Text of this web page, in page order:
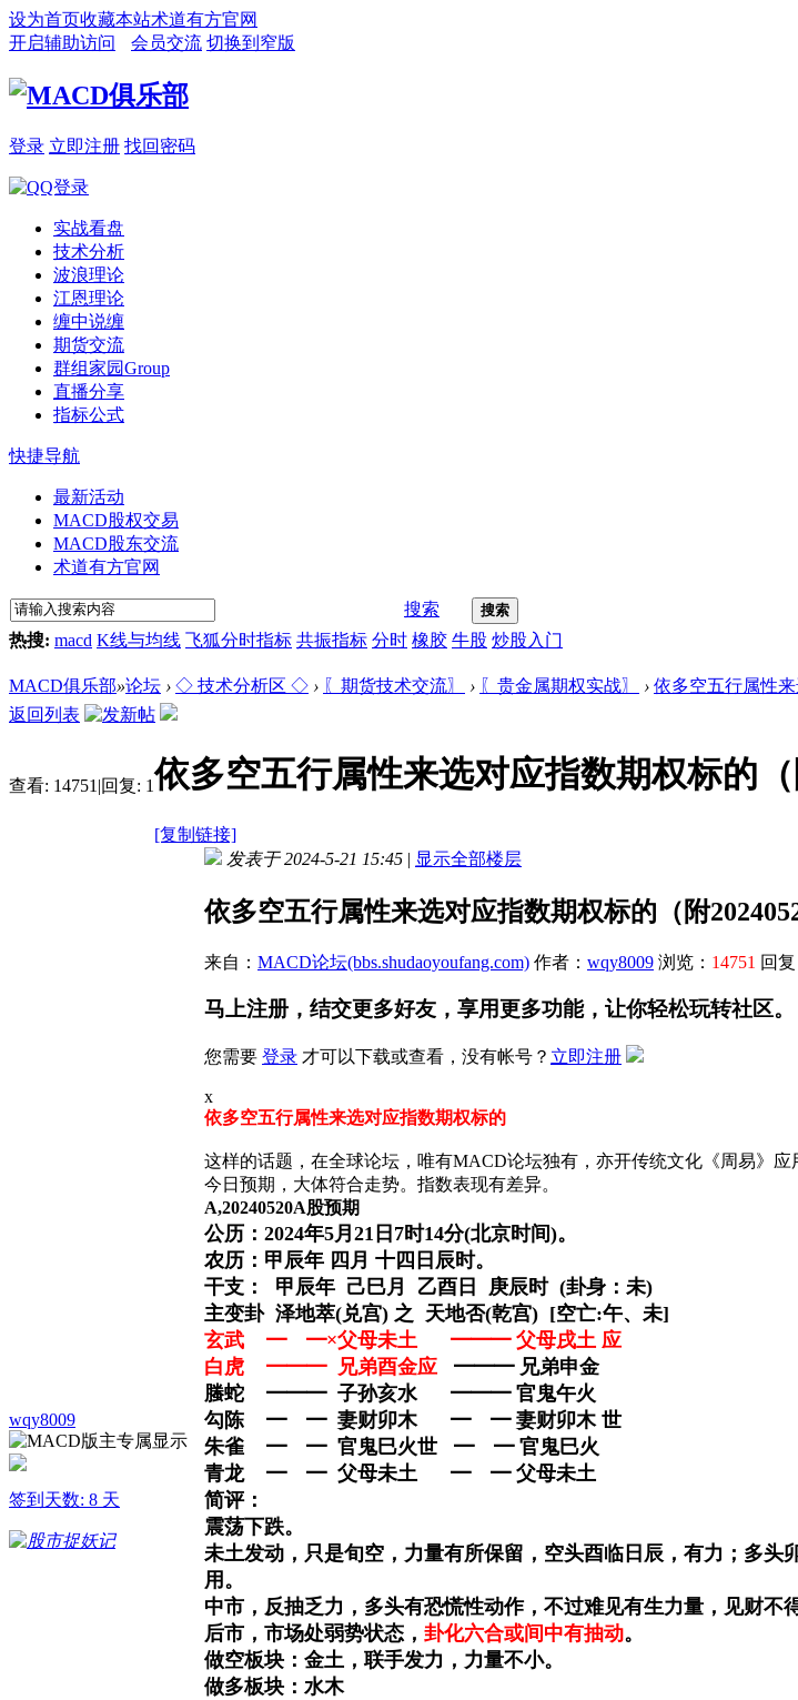
设为首页收藏本站术道有方官网
开启辅助访问
会员交流 切换到窄版
登录 立即注册 找回密码
实战看盘
技术分析
波浪理论
江恩理论
缠中说缠
期货交流
群组家园Group
直播分享
指标公式
快捷导航
最新活动
MACD股权交易
MACD股东交流
术道有方官网
搜索 搜索
热搜: macd K线与均线 飞狐分时指标 共振指标 分时 橡胶 牛股 炒股入门
MACD俱乐部»论坛 › ◇ 技术分析区 ◇ › 〖期货技术交流〗 › 〖贵金属期权实战〗 › 依多空五行属性来
返回列表
查看: 14751 |回复: 1依多空五行属性来选对应指数期权标的（
[复制链接]
wqy8009
签到天数: 8 天
发表于 2024-5-21 15:45 | 显示全部楼层
依多空五行属性来选对应指数期权标的（附
来自： MACD论坛(bbs.shudaoyoufang.com) 作者： wqy8009 浏览： 14751 回复
马上注册，结交更多好友，享用更多功能，让你轻松玩转社区。
您需要 登录 才可以下载或查看，没有帐号？ 立即注册
x
依多空五行属性来选对应指数期权标的
这样的话题，在全球论坛，唯有MACD论坛独有，亦开传统文化《周易》应
今日预期，大体符合走势。指数表现有差异。
A,20240520A股预期
公历：2024年5月21日7时14分(北京时间)。
农历：甲辰年 四月 十四日辰时。
干支： 甲辰年 己巳月 乙酉日 庚辰时 (卦身：未)
主变卦 泽地萃(兑宫) 之 天地否(乾宫) [空亡:午、未]
玄武 ━ ━×父母未土 ━━━ 父母戌土 应
白虎 ━━━ 兄弟酉金应
━━━ 兄弟申金
螣蛇 ━━━ 子孙亥水 ━━━ 官鬼午火
勾陈 ━ ━ 妻财卯木 ━ ━ 妻财卯木 世
朱雀 ━ ━ 官鬼巳火世 ━ ━ 官鬼巳火
青龙 ━ ━ 父母未土 ━ ━ 父母未土
简评：
震荡下跌。
未土发动，只是旬空，力量有所保留，空头酉临日辰，有力；多
用。
中市，反抽乏力，多头有恐慌性动作，不过难见有生力量，见财不得
后市，市场处弱势状态， 卦化六合或间中有抽动。
做空板块：金土，联手发力，力量不小。
做多板块：水木